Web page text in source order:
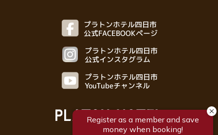
プラトンホテル四日市
公式FACEBOOKページ
プラトンホテル四日市
公式インスタグラム
プラトンホテル四日市
YouTubeチャンネル